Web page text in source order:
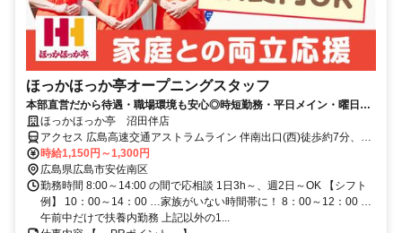
ほっかほっか亭オープニングスタッフ
本部直営だから待遇・職場環境も安心◎時短勤務・平日メイン・曜日固
定etc.相談OK！お仕事復帰・パートデビューを応援します！
ほっかほっか亭 沼田伴店
アクセス 広島高速交通アストラムライン 伴南出口(西)徒歩約7分、広
島高速交通アストラムライン 大原（広島県）東出口徒歩約14分、広
島高速交通アストラムライン 長楽寺南出口徒歩約16分 伴駅より徒歩
6分
時給1,150円～1,300円
広島県広島市安佐南区
勤務時間 8:00～14:00 の間で応相談 1日3h～、週2日～OK 【シフト
例】 10：00～14：00 …家族がいない時間帯に！ 8：00～12：00 …
午前中だけで扶養内勤務 上記以外の1...